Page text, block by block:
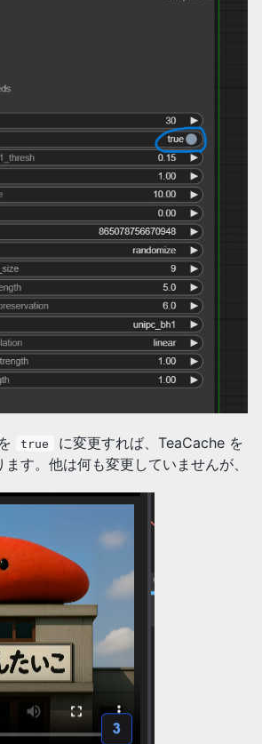
true
に変更すれば、TeaCache を
す。他は何も変更していませんが、